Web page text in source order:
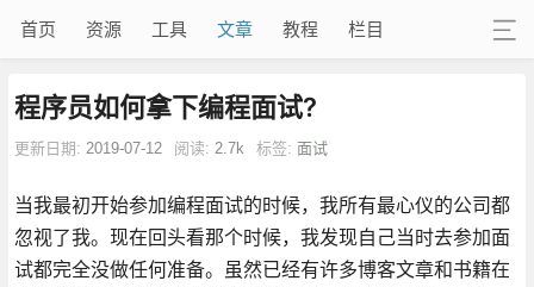
首页 资源 工具 文章 教程 栏目
程序员如何拿下编程面试?
更新日期: 2019-07-12 阅读: 2.7k 标签: 面试
当我最初开始参加编程面试的时候，我所有最心仪的公司都
忽视了我。现在回头看那个时候，我发现自己当时去参加面
试都完全没做任何准备。虽然已经有许多博客文章和书籍在